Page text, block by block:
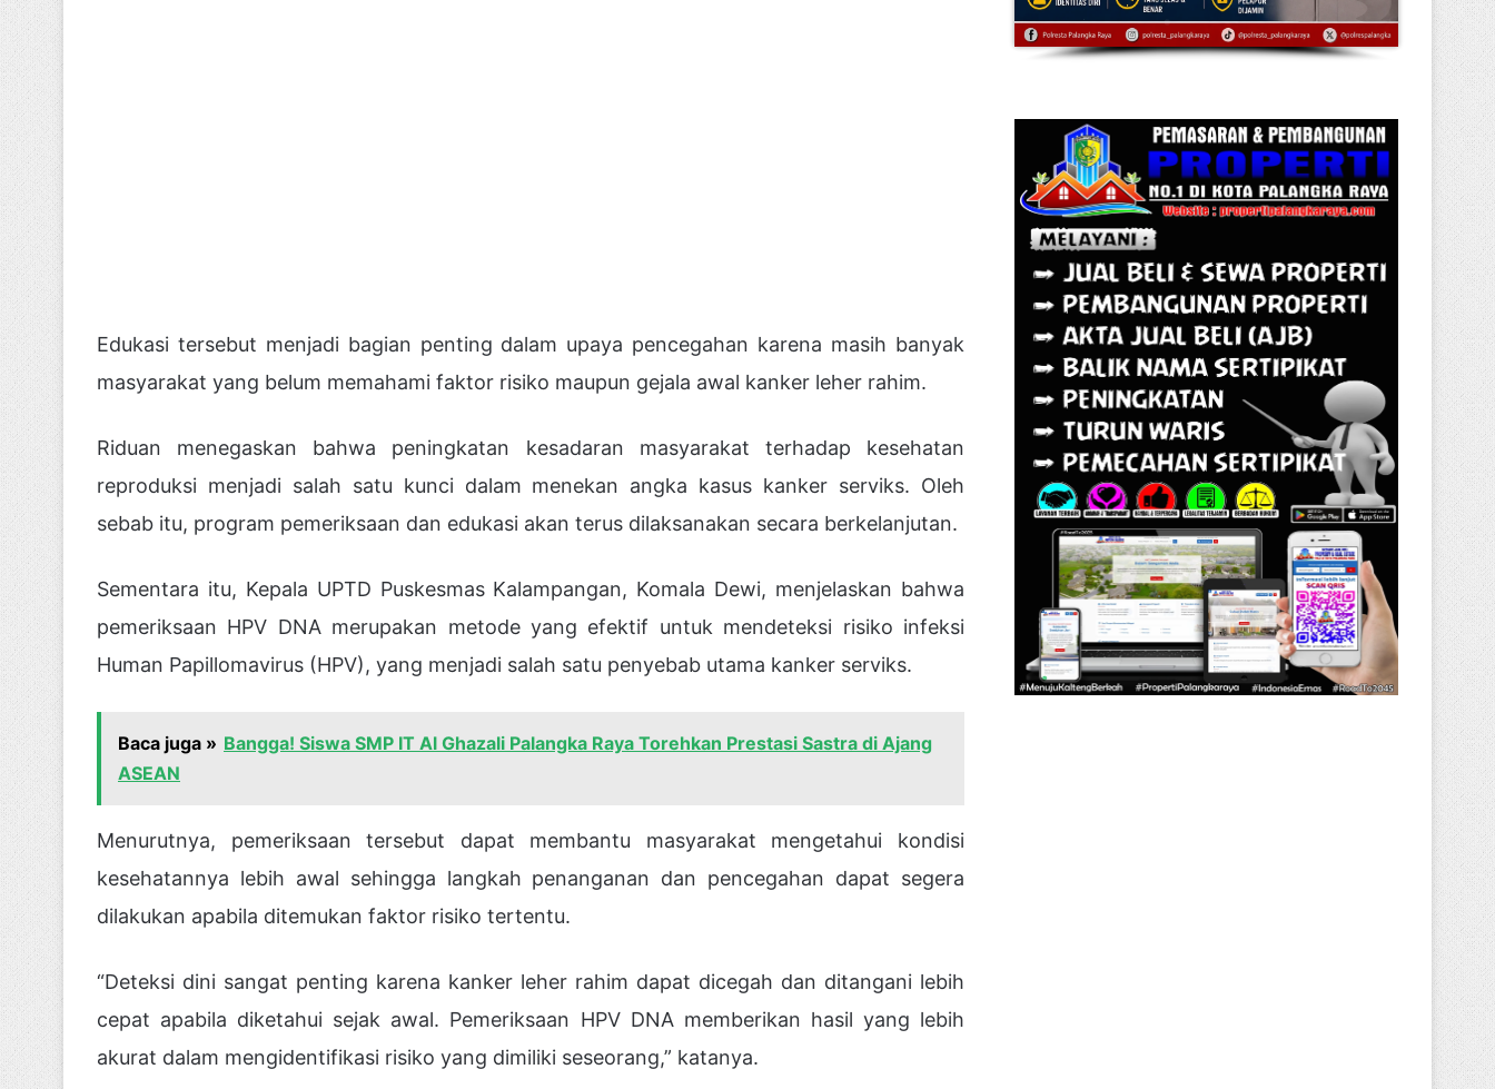
Edukasi tersebut menjadi bagian penting dalam upaya pencegahan karena masih banyak
masyarakat yang belum memahami faktor risiko maupun gejala awal kanker leher rahim.
Riduan menegaskan bahwa peningkatan kesadaran masyarakat terhadap kesehatan
reproduksi menjadi salah satu kunci dalam menekan angka kasus kanker serviks. Oleh
sebab itu, program pemeriksaan dan edukasi akan terus dilaksanakan secara berkelanjutan.
Sementara itu, Kepala UPTD Puskesmas Kalampangan, Komala Dewi, menjelaskan bahwa
pemeriksaan HPV DNA merupakan metode yang efektif untuk mendeteksi risiko infeksi
Human Papillomavirus (HPV), yang menjadi salah satu penyebab utama kanker serviks.
Baca juga » Bangga! Siswa SMP IT Al Ghazali Palangka Raya Torehkan Prestasi Sastra di Ajang
ASEAN
Menurutnya, pemeriksaan tersebut dapat membantu masyarakat mengetahui kondisi
kesehatannya lebih awal sehingga langkah penanganan dan pencegahan dapat segera
dilakukan apabila ditemukan faktor risiko tertentu.
“Deteksi dini sangat penting karena kanker leher rahim dapat dicegah dan ditangani lebih
cepat apabila diketahui sejak awal. Pemeriksaan HPV DNA memberikan hasil yang lebih
akurat dalam mengidentifikasi risiko yang dimiliki seseorang,” katanya.